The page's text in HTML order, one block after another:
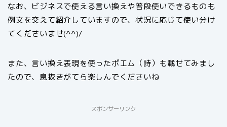
なお、ビジネスで使える言い換えや普段使いできるものも
例文を交えて紹介していますので、状況に応じて使い分け
てくださいませ(^^)/
また、言い換え表現を使ったポエム（詩）も載せてみまし
たので、息抜きがてら楽しんでくださいね
スポンサーリンク